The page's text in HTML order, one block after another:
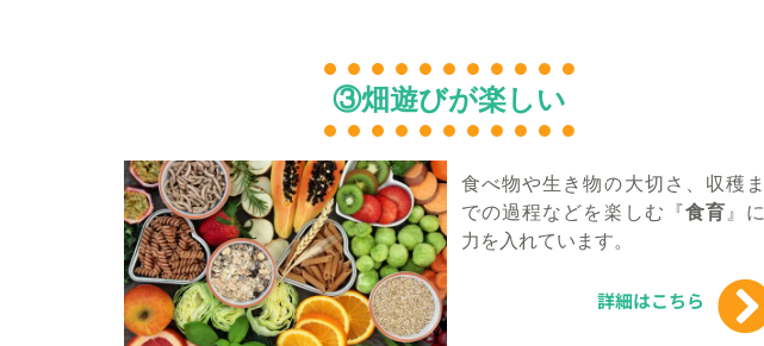
③畑遊びが楽しい
食べ物や生き物の大切さ、収穫ま
での過程などを楽しむ『食育 』に
力を入れています。
詳細はこちら